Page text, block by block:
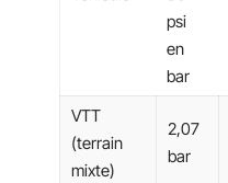
psi
en
bar
VTT
(terrain
mixte)
2,07
bar